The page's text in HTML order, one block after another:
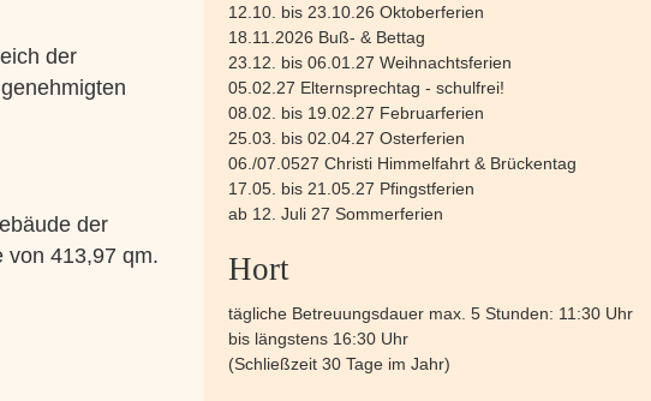
der
der
von 413,97 qm.
12.10. bis 23.10.26 Oktoberferien
18.11.2026 Buß- & Bettag
23.12. bis 06.01.27 Weihnachtsferien
05.02.27 Elternsprechtag - schulfrei!
08.02. bis 19.02.27 Februarferien
25.03. bis 02.04.27 Osterferien
06./07.0527 Christi Himmelfahrt & Brückentag
17.05. bis 21.05.27 Pfingstferien
ab 12. Juli 27 Sommerferien
Hort
tägliche Betreuungsdauer max. 5 Stunden: 11:30 Uhr
bis längstens 16:30 Uhr
(Schließzeit 30 Tage im Jahr)